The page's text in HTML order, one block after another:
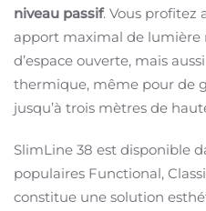
niveau passif. Vous profitez
apport maximal de lumière
d’espace ouverte, mais
thermique, même pour de
jusqu’à trois mètres de
SlimLine 38 est disponible
populaires Functional,
constitue une solution